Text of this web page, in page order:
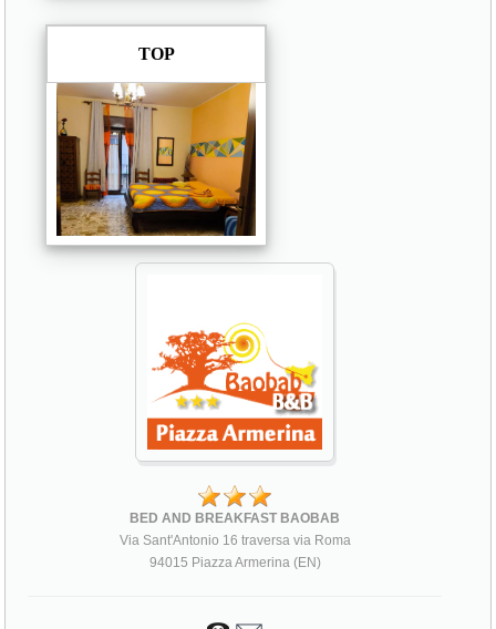
TOP
BED AND BREAKFAST BAOBAB
Via Sant'Antonio 16 traversa via Roma
94015 Piazza Armerina (EN)